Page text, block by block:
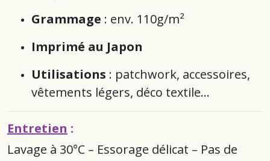
Grammage : env. 110g/m²
Imprimé au Japon
Utilisations : patchwork, accessoires,
vêtements légers, déco textile…
Entretien :
Lavage à 30°C – Essorage délicat – Pas de